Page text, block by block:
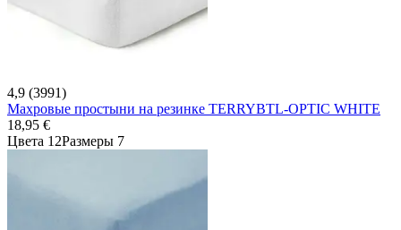
4,9 (3991)
Махровые простыни на резинке TERRYBTL-OPTIC WHITE
18,95 €
Цвета 12Размеры 7